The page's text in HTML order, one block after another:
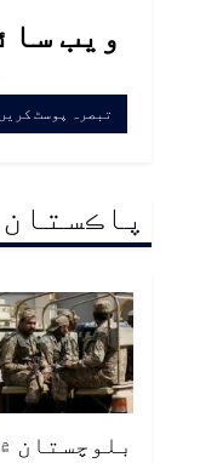
ویب
پاڪستان
بلوچستان ۾